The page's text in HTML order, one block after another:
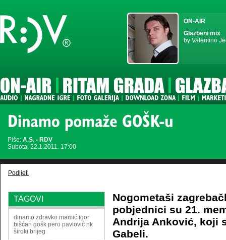
ON-AIR
Glazbeni mix
by Valentino
Piše: A.S. - RDV
Subota, 22.1.2011. 17:00
Podijeli
TAGOVI
dinamo zdravko mamić igor
bišćan gošk pero pavlović nk
široki brijeg
Nogometaši
pobjednici su 21.
Andrija Anković, koji
Gabeli.